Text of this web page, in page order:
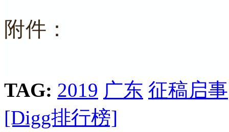
附件：
TAG: 2019 广东 征稿启事
[Digg排行榜]